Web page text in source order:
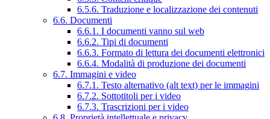
6.5.6. Traduzione e localizzazione dei contenuti
6.6. Documenti
6.6.1. I documenti vanno sul web
6.6.2. Tipi di documenti
6.6.3. Formato di lettura dei documenti elettronici
6.6.4. Modalità di produzione dei documenti
6.7. Immagini e video
6.7.1. Testo alternativo (alt text) per le immagini
6.7.2. Sottotitoli per i video
6.7.3. Trascrizioni per i video